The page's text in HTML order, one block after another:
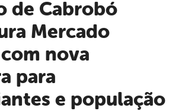
Mercado
nova
para
e população